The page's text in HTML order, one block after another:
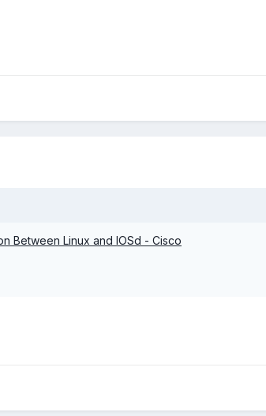
Between Linux and IOSd - Cisco